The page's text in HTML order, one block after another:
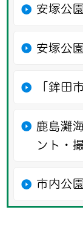
安塚公園
安塚公
「鉾田
鹿島灘
ント・
市内公